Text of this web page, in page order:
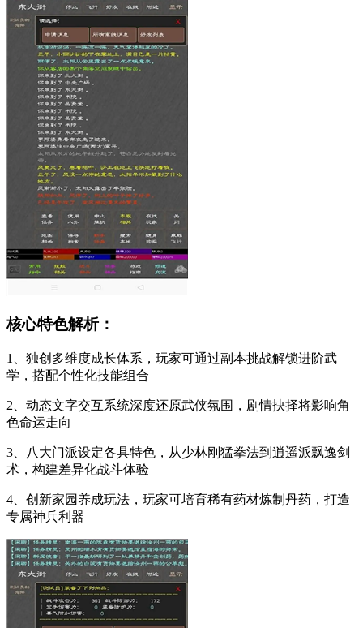
核心特色解析：
1、独创多维度成长体系，玩家可通过副本挑战解锁进阶武
学，搭配个性化技能组合
2、动态文字交互系统深度还原武侠氛围，剧情抉择将影响角
色命运走向
3、八大门派设定各具特色，从少林刚猛拳法到逍遥派飘逸剑
术，构建差异化战斗体验
4、创新家园养成玩法，玩家可培育稀有药材炼制丹药，打造
专属神兵利器